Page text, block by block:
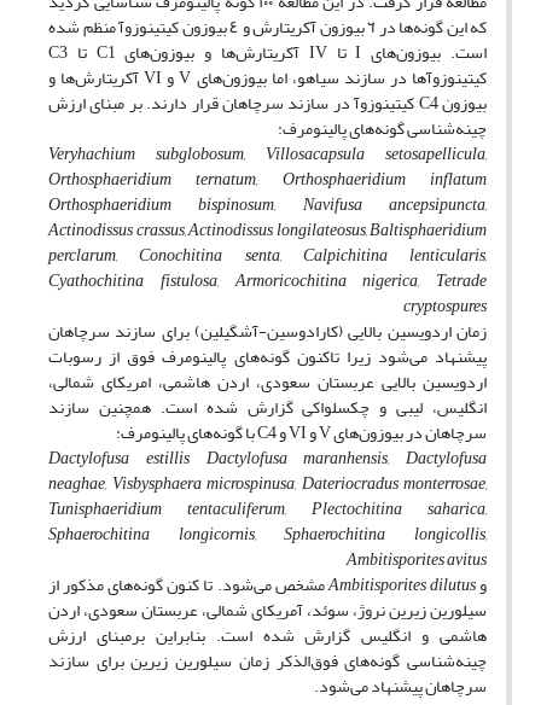
که این گونه‌ها در ٦ بیوزون آکریتارش و ٤ بیوزون کیتینوزوآ منظم شده
است. بیوزونهای IتاIV آکریتارشها و بیوزونهای C1 تا C3
کیتینوزوآها در سازند سیاهو، اما بیوزونهایVوVIآکریتارشها و
بیوزونC4کیتینوزوآ در سازند سرچاهان قرار دارند. بر مبنای ارزش
چینه‌شناسی گونه‌های پالینومرف:
Veryhachium subglobosum, Villosacapsula setosapellicula,
Orthosphaeridium ternatum, Orthosphaeridium inflatum
Orthosphaeridium bispinosum, Navifusa ancepsipuncta,
Actinodissus crassus, Actinodissus longilateosus, Baltisphaeridium
perclarum, Conochitina senta, Calpichitina lenticularis,
Cyathochitina fistulosa, Armoricochitina nigerica, Tetrade
cryptospures
زمان اردویسین بالایی (کارادوسین-آشگیلین) برای سازند سرچاهان
پیشنهاد می‌شود زیرا تاکنون گونه‌های پالینومرف فوق از رسوبات
اردویسین بالایی عربستان سعودی، اردن هاشمی، امریکای شمالی،
انگلیس، لیبی و چکسلواکی گزارش شده است. همچنین سازند
سرچاهان در بیوزونهایVوVIوC4با گونه‌های پالینومرف:
Dactylofusa estillis Dactylofusa maranhensis, Dactylofusa
neaghae, Visbysphaera microspinusa, Dateriocradus monterrosae,
Tunisphaeridium tentaculiferum, Plectochitina saharica,
Sphaerochitina longicornis, Sphaerochitina longicollis,
Ambitisporites avitus
وAmbitisporites dilutusمشخص می‌شود. تا کنون گونه‌های مذکور از
سیلورین زیرین نروژ، سوئد، آمریکای شمالی، عربستان سعودی، اردن
هاشمی و انگلیس گزارش شده است. بنابراین برمبنای ارزش
چینه‌شناسی گونه‌های فوق‌الذکر زمان سیلورین زیرین برای سازند
سرچاهان پیشنهاد می‌شود.